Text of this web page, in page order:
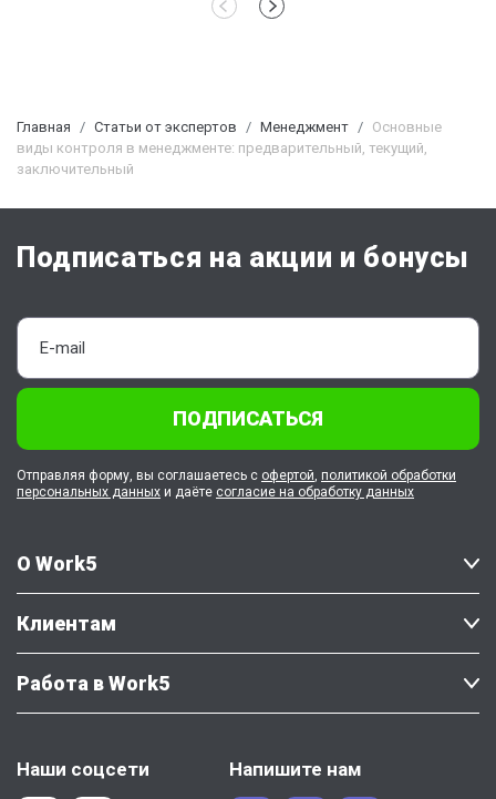
Главная Статьи от экспертов Менеджмент
Основные
виды контроля в менеджменте: предварительный, текущий,
заключительный
О Work5
Клиентам
Работа в Work5
Наши соцсети Напишите нам
Подписаться на акции и бонусы
ПОДПИСАТЬСЯ
Отправляя форму, вы соглашаетесь с офертой, политикой обработки
персональных данных и даёте согласие на обработку данных